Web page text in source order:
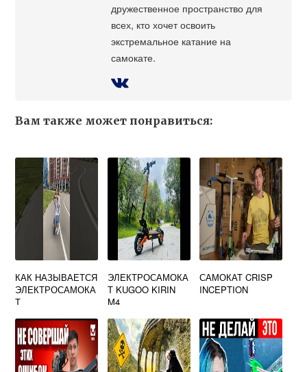
дружественное пространство для
всех, кто хочет освоить
экстремальное катание на
самокате.
Вам также может понравиться:
КАК НАЗЫВАЕТСЯ
ЭЛЕКТРОСАМОКА
Т
ЭЛЕКТРОСАМОКА
Т KUGOO KIRIN
M4
САМОКАТ CRISP
INCEPTION